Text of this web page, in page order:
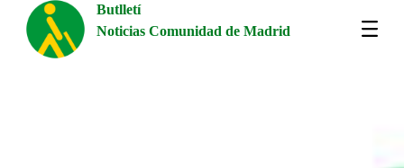
Butlletí
Noticias Comunidad de Madrid